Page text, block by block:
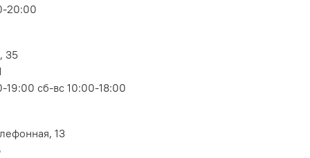
20:00
35
19:00 сб-вс 10:00-18:00
13